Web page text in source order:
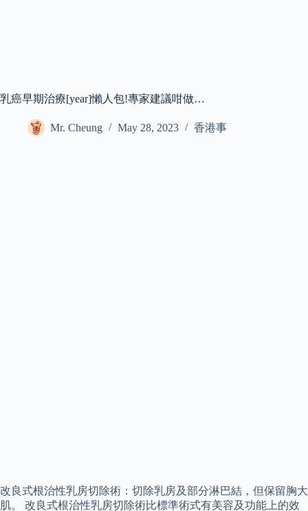
乳癌早期治療[year]懶人包!專家建議咁做…
Mr. Cheung May 28, 2023 香港事
改良式根治性乳房切除術：切除乳房及部分淋巴結，但保留胸大
肌。 改良式根治性乳房切除術比標準術式有美容及功能上的效